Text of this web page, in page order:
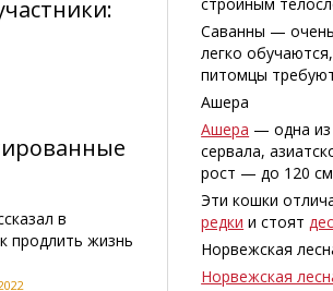
в
продлить жизнь
Саванны —
легко
питомцы
Ашера
Ашера — одна из
сервала,
рост — до 120 см
Эти кошки
редки и стоят
Норвежская
Норвежская